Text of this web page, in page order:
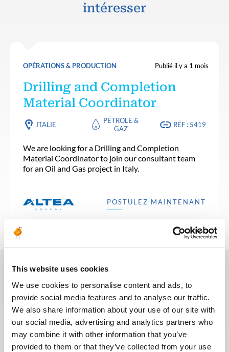
This website uses cookies
We use cookies to personalise content and ads, to
provide social media features and to analyse our traffic.
We also share information about your use of our site with
our social media, advertising and analytics partners who
may combine it with other information that you’ve
provided to them or that they’ve collected from your use
intéresser
OPÉRATIONS & PRODUCTION Publié il y a 1 mois
Drilling and Completion
Material Coordinator
ITALIE
PÉTROLE &
GAZ
RÉF : 5419
We are looking for a Drilling and Completion
Material Coordinator to join our consultant team
for an Oil and Gas project in Italy.
POSTULEZ MAINTENANT
Ces dernières années, nous avons
investi dans la digitalisation de
notre processus de recrutement
afin que nos recruteurs puissent
dédier plus de temps aux
échanges qualitatifs avec les